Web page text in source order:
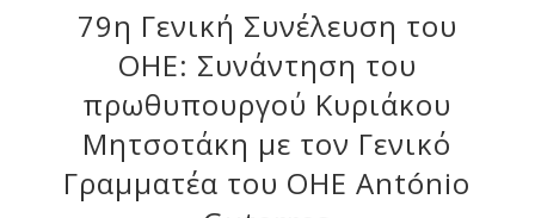
79η Γενική Συνέλευση του
ΟΗΕ: Συνάντηση του
πρωθυπουργού Κυριάκου
Μητσοτάκη με τον Γενικό
Γραμματέα του ΟΗΕ António